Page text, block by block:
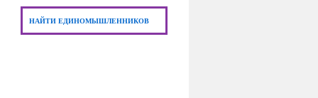
НАЙТИ ЕДИНОМЫШЛЕННИКОВ